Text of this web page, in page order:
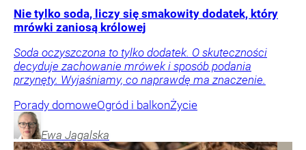
Nie tylko soda, liczy się smakowity dodatek, który
mrówki zaniosą królowej
Soda oczyszczona to tylko dodatek. O skuteczności
decyduje zachowanie mrówek i sposób podania
przynęty. Wyjaśniamy, co naprawdę ma znaczenie.
Porady domoweOgród i balkonŻycie
Ewa Jagalska